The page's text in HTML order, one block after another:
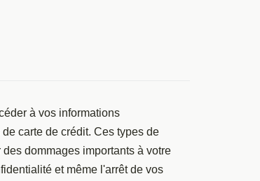
à vos informations
carte de crédit. Ces types de
dommages importants à votre
et même l'arrêt de vos